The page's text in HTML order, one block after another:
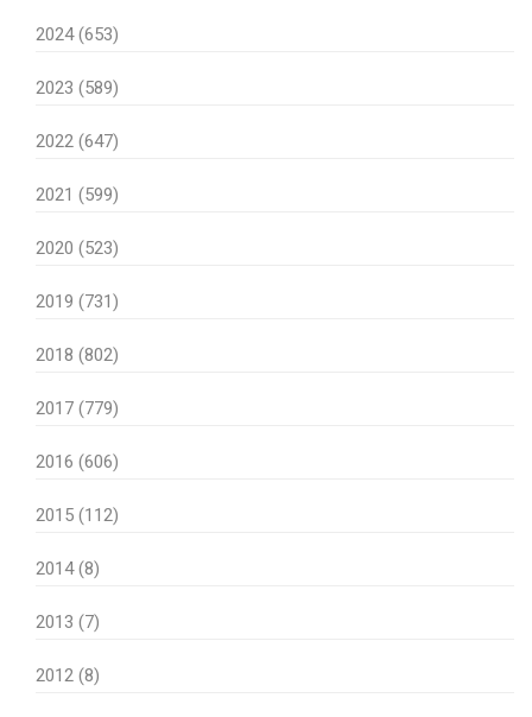
2024 (653)
2023 (589)
2022 (647)
2021 (599)
2020 (523)
2019 (731)
2018 (802)
2017 (779)
2016 (606)
2015 (112)
2014 (8)
2013 (7)
2012 (8)